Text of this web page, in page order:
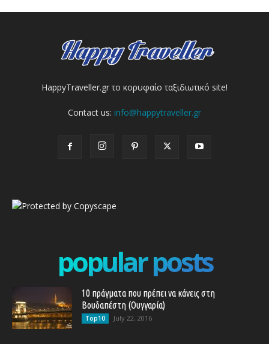
HappyTraveller.gr το κορυφαίο ταξιδιωτικό site!
Contact us: info@happytraveller.gr
popular posts
10 πράγματα που πρέπει να κάνεις στη
Βουδαπέστη (Ουγγαρία)
Top10 July 22, 2016